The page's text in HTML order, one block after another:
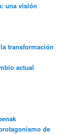
una visión
transformación
actual
de